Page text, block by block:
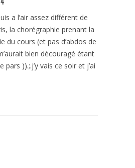
a l’air assez différent de
la chorégraphie prenant la
du cours (et pas d’abdos de
bien découragé étant
pars )).;.j’y vais ce soir et j’ai